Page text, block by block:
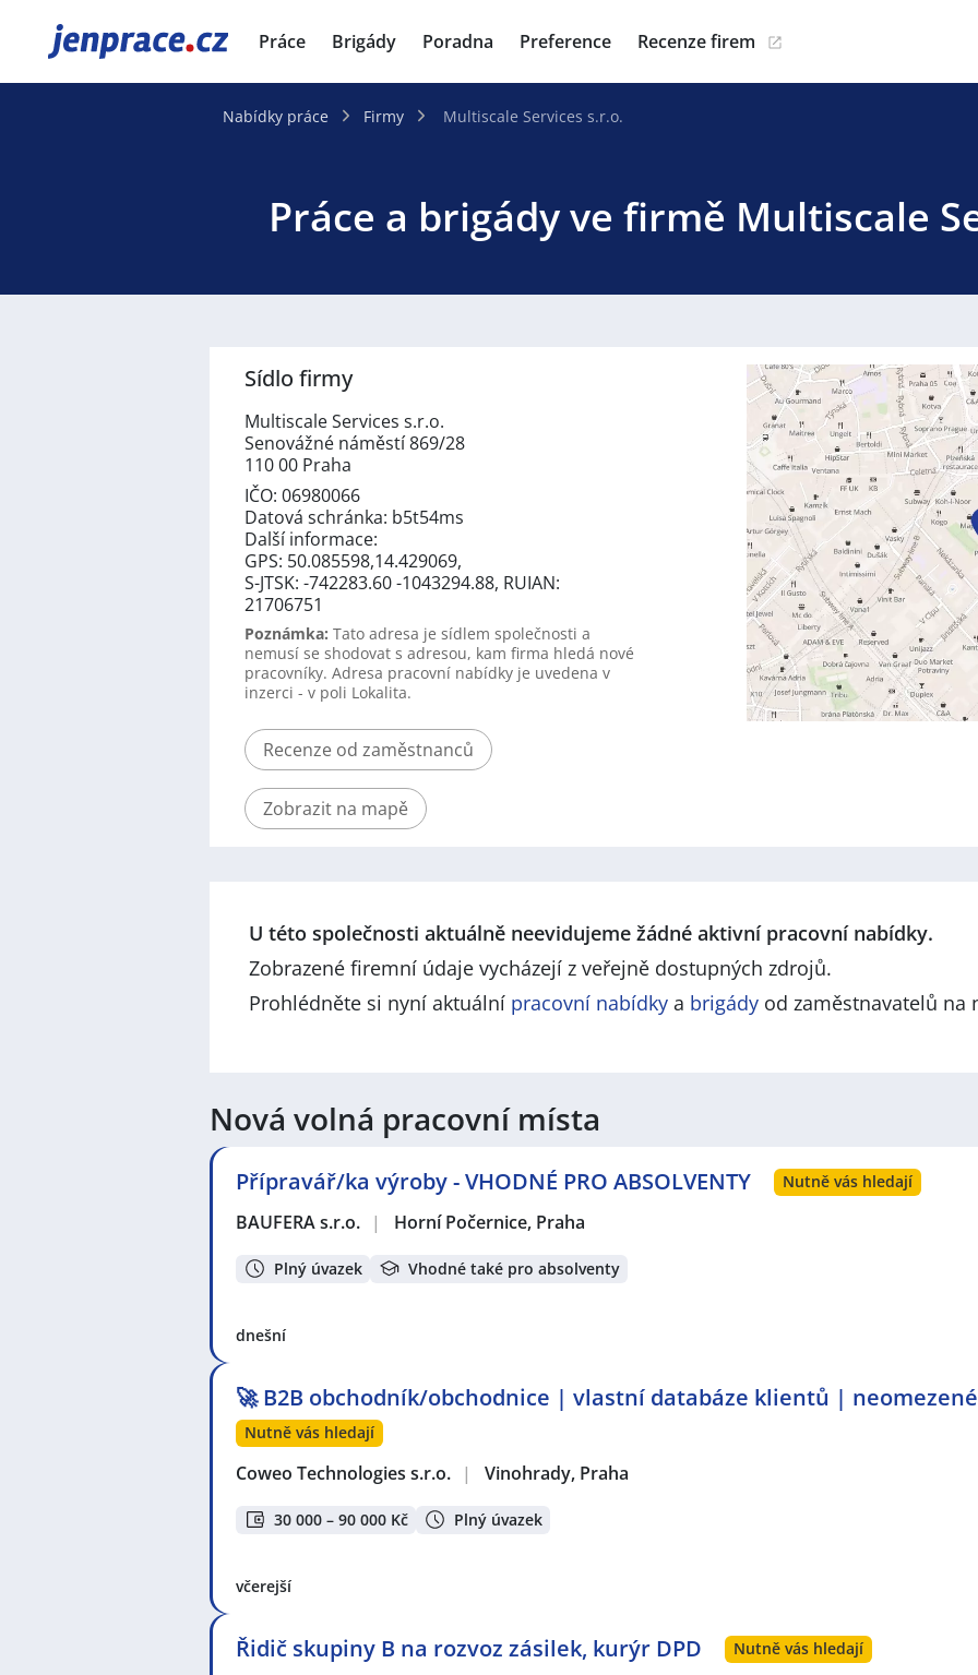
JenPráce.cz Práce Brigády Poradna Preference Recenze firem
Nabídky práce Firmy Multiscale Services s.r.o.
Práce a brigády ve firmě Multiscale
Sídlo firmy
Multiscale Services s.r.o.
Senovážné náměstí 869/28
110 00 Praha
IČO: 06980066
Datová schránka: b5t54ms
Další informace:
GPS: 50.085598,14.429069,
S-JTSK: -742283.60 -1043294.88, RUIAN:
21706751
Poznámka: Tato adresa je sídlem společnosti a
nemusí se shodovat s adresou, kam firma hledá nové
pracovníky. Adresa pracovní nabídky je uvedena v
inzerci - v poli Lokalita.
Recenze od zaměstnanců
Zobrazit na mapě
U této společnosti aktuálně neevidujeme žádné aktivní pracovní nabídky.
Zobrazené firemní údaje vycházejí z veřejně dostupných zdrojů.
Prohlédněte si nyní aktuální pracovní nabídky a brigády od zaměstnavatelů na
Nová volná pracovní místa
Přípravář/ka výroby - VHODNÉ PRO ABSOLVENTY Nutně vás hledají
BAUFERA s.r.o. | Horní Počernice, Praha
Plný úvazek Vhodné také pro absolventy
dnešní
🚀 B2B obchodník/obchodnice | vlastní databáze klientů |
Nutně vás hledají
Coweo Technologies s.r.o. | Vinohrady, Praha
30 000 – 90 000 Kč Plný úvazek
včerejší
Řidič skupiny B na rozvoz zásilek, kurýr DPD Nutně vás hledají